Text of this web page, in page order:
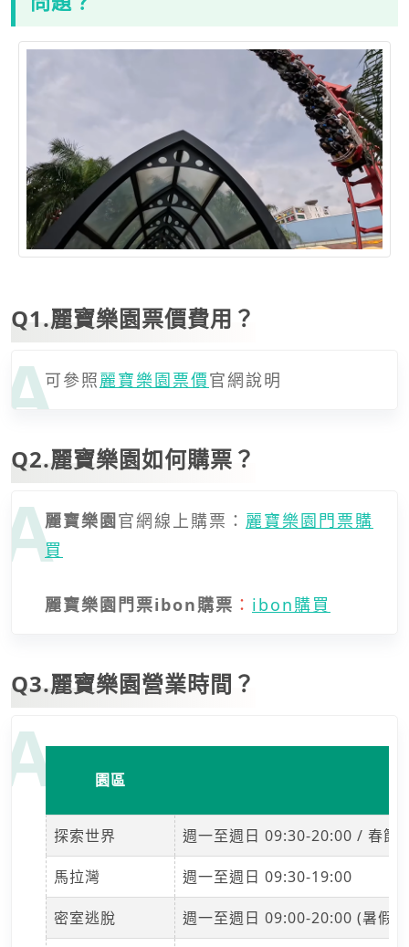
Q1.麗寶樂園票價費用？
可參照麗寶樂園票價官網說明
Q2.麗寶樂園如何購票？
麗寶樂園官網線上購票： 麗寶樂園門票購
買
麗寶樂園門票ibon購票 ： ibon購買
Q3.麗寶樂園營業時間？
園區
探索世界 週一至週日 09:30-20:00 / 春節
馬拉灣 週一至週日 09:30-19:00
密室逃脫 週一至週日 09:00-20:00 (暑假